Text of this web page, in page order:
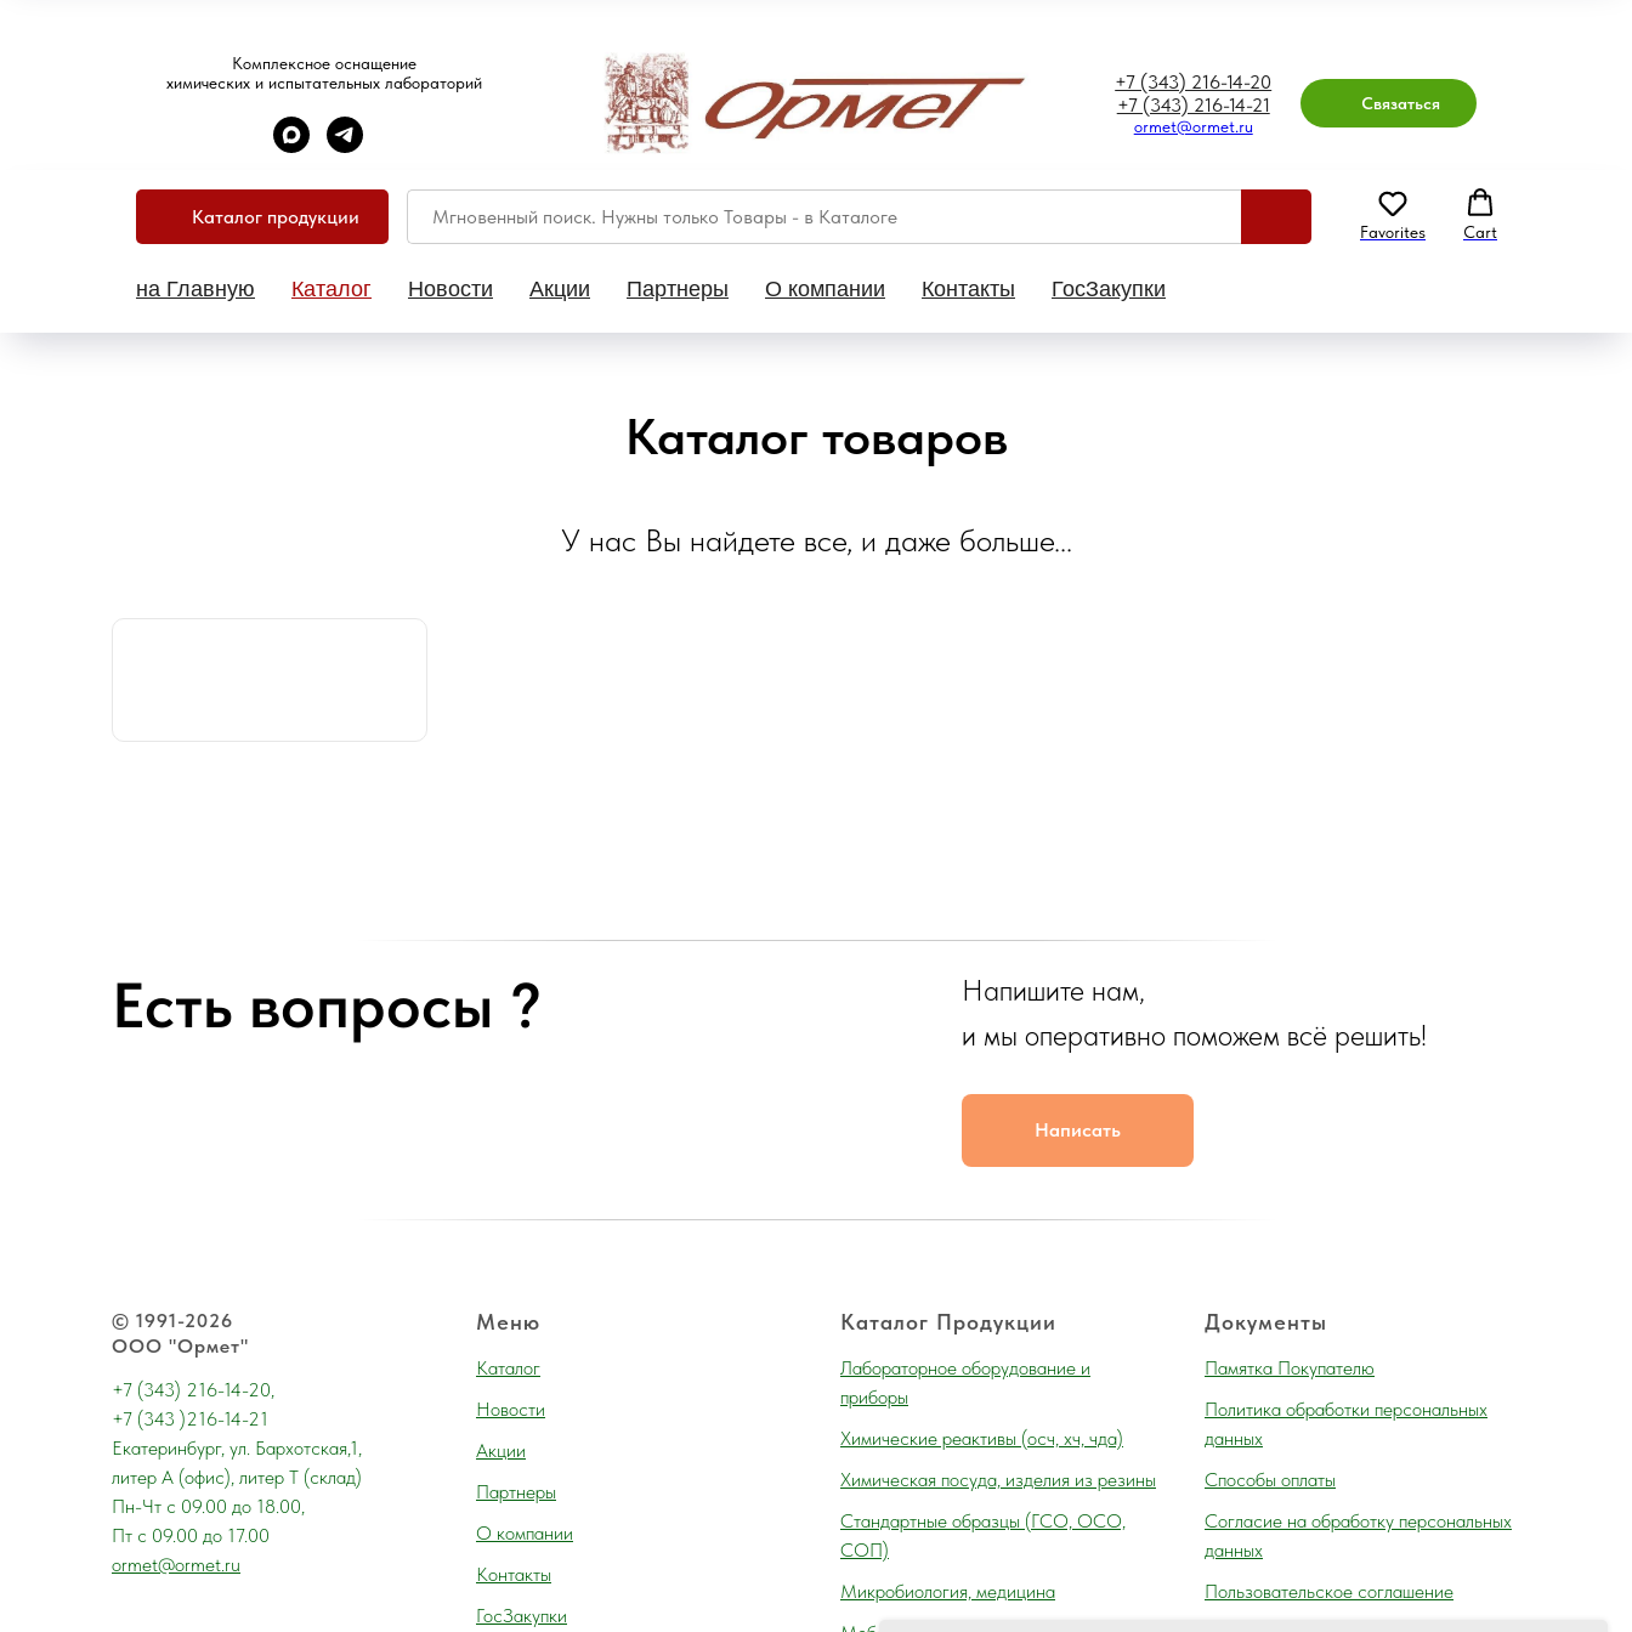
Комплексное оснащение
химических и испытательных лабораторий
+7 (343) 216-14-20
+7 (343) 216-14-21
ormet@ormet.ru
Связаться
Каталог продукции
Favorites Cart
на Главную Каталог Новости Акции Партнеры О компании Контакты ГосЗакупки
Каталог товаров
У нас Вы найдете все, и даже больше...
Есть вопросы ?
Напишите нам,
и мы оперативно поможем всё решить!
Написать
© 1991-2026
ООО "Ормет"
+7 (343) 216-14-20,
+7 (343 )216-14-21
Екатеринбург, ул. Бархотская,1,
литер А (офис), литер Т (склад)
Пн-Чт с 09.00 до 18.00,
Пт с 09.00 до 17.00
ormet@ormet.ru
Меню
Каталог
Новости
Акции
Партнеры
О компании
Контакты
ГосЗакупки
Каталог Продукции
Лабораторное оборудование и
приборы
Химические реактивы (осч, хч, чда)
Химическая посуда, изделия из резины
Cтандартные образцы (ГСО, ОСО,
СОП)
Микробиология, медицина
Документы
Памятка Покупателю
Политика обработки персональных
данных
Способы оплаты
Согласие на обработку персональных
данных
Пользовательское соглашение